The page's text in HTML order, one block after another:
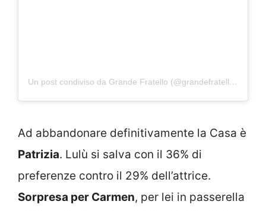
Un post condiviso da Grande Fratello (@grandefratellotv)
Ad abbandonare definitivamente la Casa è
Patrizia. Lulù si salva con il 36% di
preferenze contro il 29% dell’attrice.
Sorpresa per Carmen, per lei in passerella